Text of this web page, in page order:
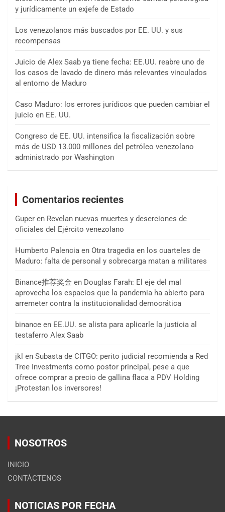
y jurídicamente un exjefe de Estado
Los venezolanos más buscados por EE. UU. y sus
recompensas
Juicio de Alex Saab ya tiene fecha: EE.UU. reabre uno de
los casos de lavado de dinero más relevantes vinculados
al entorno de Maduro
Caso Maduro: los errores jurídicos que pueden cambiar el
juicio en EE. UU.
Congreso de EE. UU. intensifica la fiscalización sobre
más de USD 13.000 millones del petróleo venezolano
administrado por Washington
Comentarios recientes
Guper en Revelan nuevas muertes y deserciones de
oficiales del Ejército venezolano
Humberto Palencia en Otra tragedia en los cuarteles de
Maduro: falta de personal y sobrecarga matan a militares
Binance推荐奖金 en Douglas Farah: El eje del mal
aprovecha los espacios que la pandemia ha abierto para
arremeter contra la institucionalidad democrática
binance en EE.UU. se alista para aplicarle la justicia al
testaferro Alex Saab
jkl en Subasta de CITGO: perito judicial recomienda a Red
Tree Investments como postor principal, pese a que
ofrece comprar a precio de gallina flaca a PDV Holding
¡Protestan los inversores!
NOSOTROS
INICIO
CONTÁCTENOS
NOTICIAS POR FECHA